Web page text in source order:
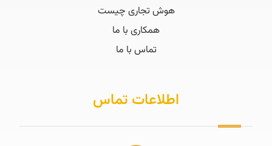
هوش تجاری چیست
همکاری با ما
تماس با ما
اطلاعات تماس